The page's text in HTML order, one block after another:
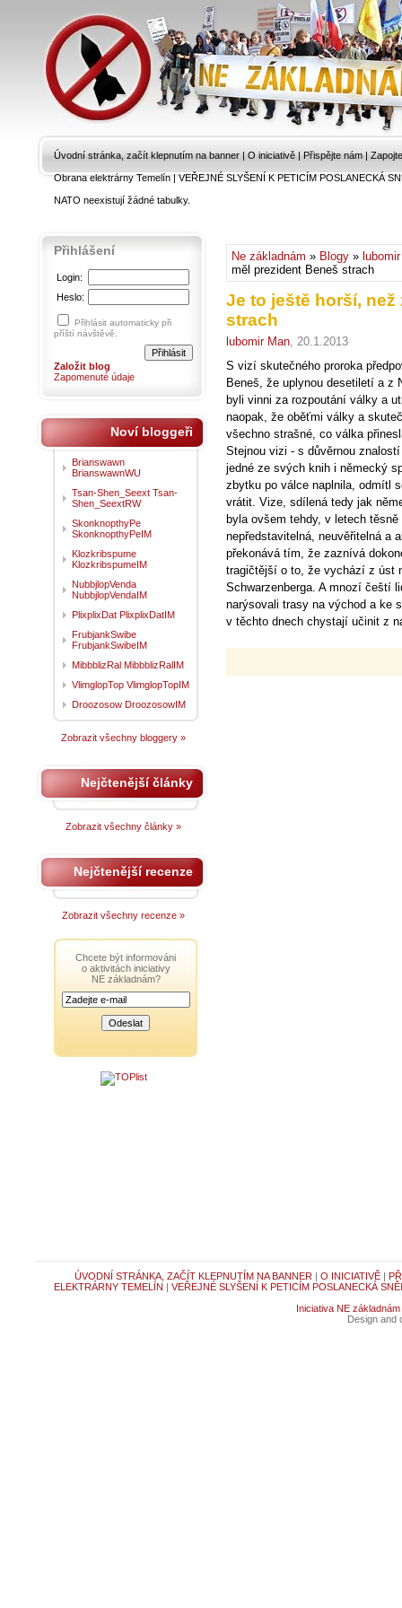
Úvodní stránka, začít klepnutím na banner | O iniciativě | Přispějte nám |
Obrana elektrárny Temelín|VEŘEJNÉ SLYŠENÍ K PETICÍM POSLANECKÁ
NATO neexistují žádné tabulky.
Ne základnám » Blogy »
měl prezident Beneš strach
Je to ještě horší,
strach
lubomir Man, 20.1.2013
S vizí skutečného proroka
Beneš, že uplynou desetiletí a z
byli vinni za rozpoutání války a
naopak, že oběťmi války a
všechno strašné, co válka
Stejnou vizi - s důvěrnou
jedné ze svých knih i německý
zbytku po válce naplnila, odmítl
vrátit. Vize, sdílená tedy jak
byla ovšem tehdy, v letech
nepředstavitelná, neuvěřitelná a
překonává tím, že zaznívá
tragičtější o to, že vychází z úst
Schwarzenberga. A mnozí čeští
narýsovali trasy na východ a ke
v těchto dnech chystají učinit z
Přihlášení
Login:
Heslo:
Přihlásit automaticky při
příští návštěvě.
Založit blog
Zapomenuté údaje
Noví bloggeři
Brianswawn
BrianswawnWU
Tsan-Shen_Seext Tsan-
Shen_SeextRW
SkonknopthyPe
SkonknopthyPeIM
Klozkribspume
KlozkribspumeIM
NubbjlopVenda
NubbjlopVendaIM
PlixplixDat PlixplixDatIM
FrubjankSwibe
FrubjankSwibeIM
MibbblizRal MibbblizRalIM
VlimglopTop VlimglopTopIM
Droozosow DroozosowIM
Zobrazit všechny bloggery »
Nejčtenější články
Zobrazit všechny články »
Nejčtenější recenze
Zobrazit všechny recenze »
Chcete být informováni
o aktivitách iniciativy
NE základnám?
ÚVODNÍ STRÁNKA, ZAČÍT KLEPNUTÍM NA BANNER | O INICIATIVĚ|
ELEKTRÁRNY TEMELÍN | VEŘEJNÉ SLYŠENÍ K PETICÍM POSLANECKÁ
Iniciativa NE základnám
Design and